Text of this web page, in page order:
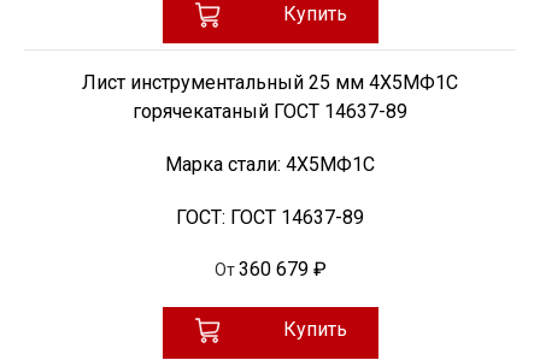
Купить
Лист инструментальный 25 мм 4Х5МФ1С
горячекатаный ГОСТ 14637-89
Марка стали: 4Х5МФ1С
ГОСТ: ГОСТ 14637-89
От 360 679 ₽
Купить